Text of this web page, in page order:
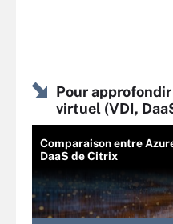
Pour
virtuel (VDI,
Comparaison entre
DaaS de Citrix